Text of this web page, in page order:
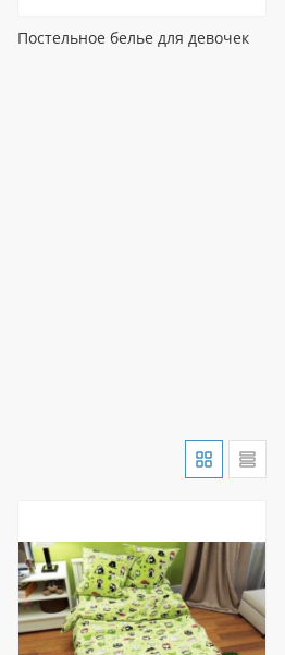
Постельное белье для девочек